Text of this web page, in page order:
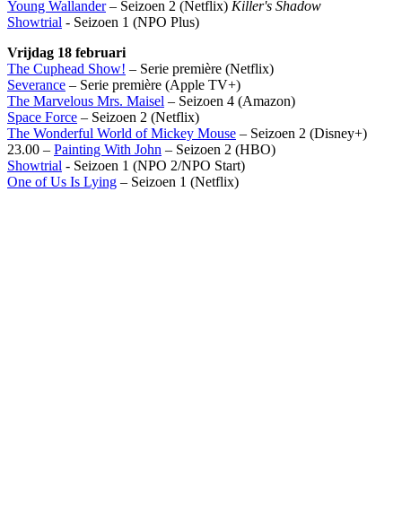
Young Wallander– Seizoen 2 (Netflix) Killer's Shadow
Showtrial - Seizoen 1 (NPO Plus)
Vrijdag 18 februari
The Cuphead Show! – Serie première (Netflix)
Severance – Serie première (Apple TV+)
The Marvelous Mrs. Maisel – Seizoen 4 (Amazon)
Space Force – Seizoen 2 (Netflix)
The Wonderful World of Mickey Mouse – Seizoen 2 (Disney+)
23.00 – Painting With John – Seizoen 2 (HBO)
Showtrial - Seizoen 1 (NPO 2/NPO Start)
One of Us Is Lying – Seizoen 1 (Netflix)